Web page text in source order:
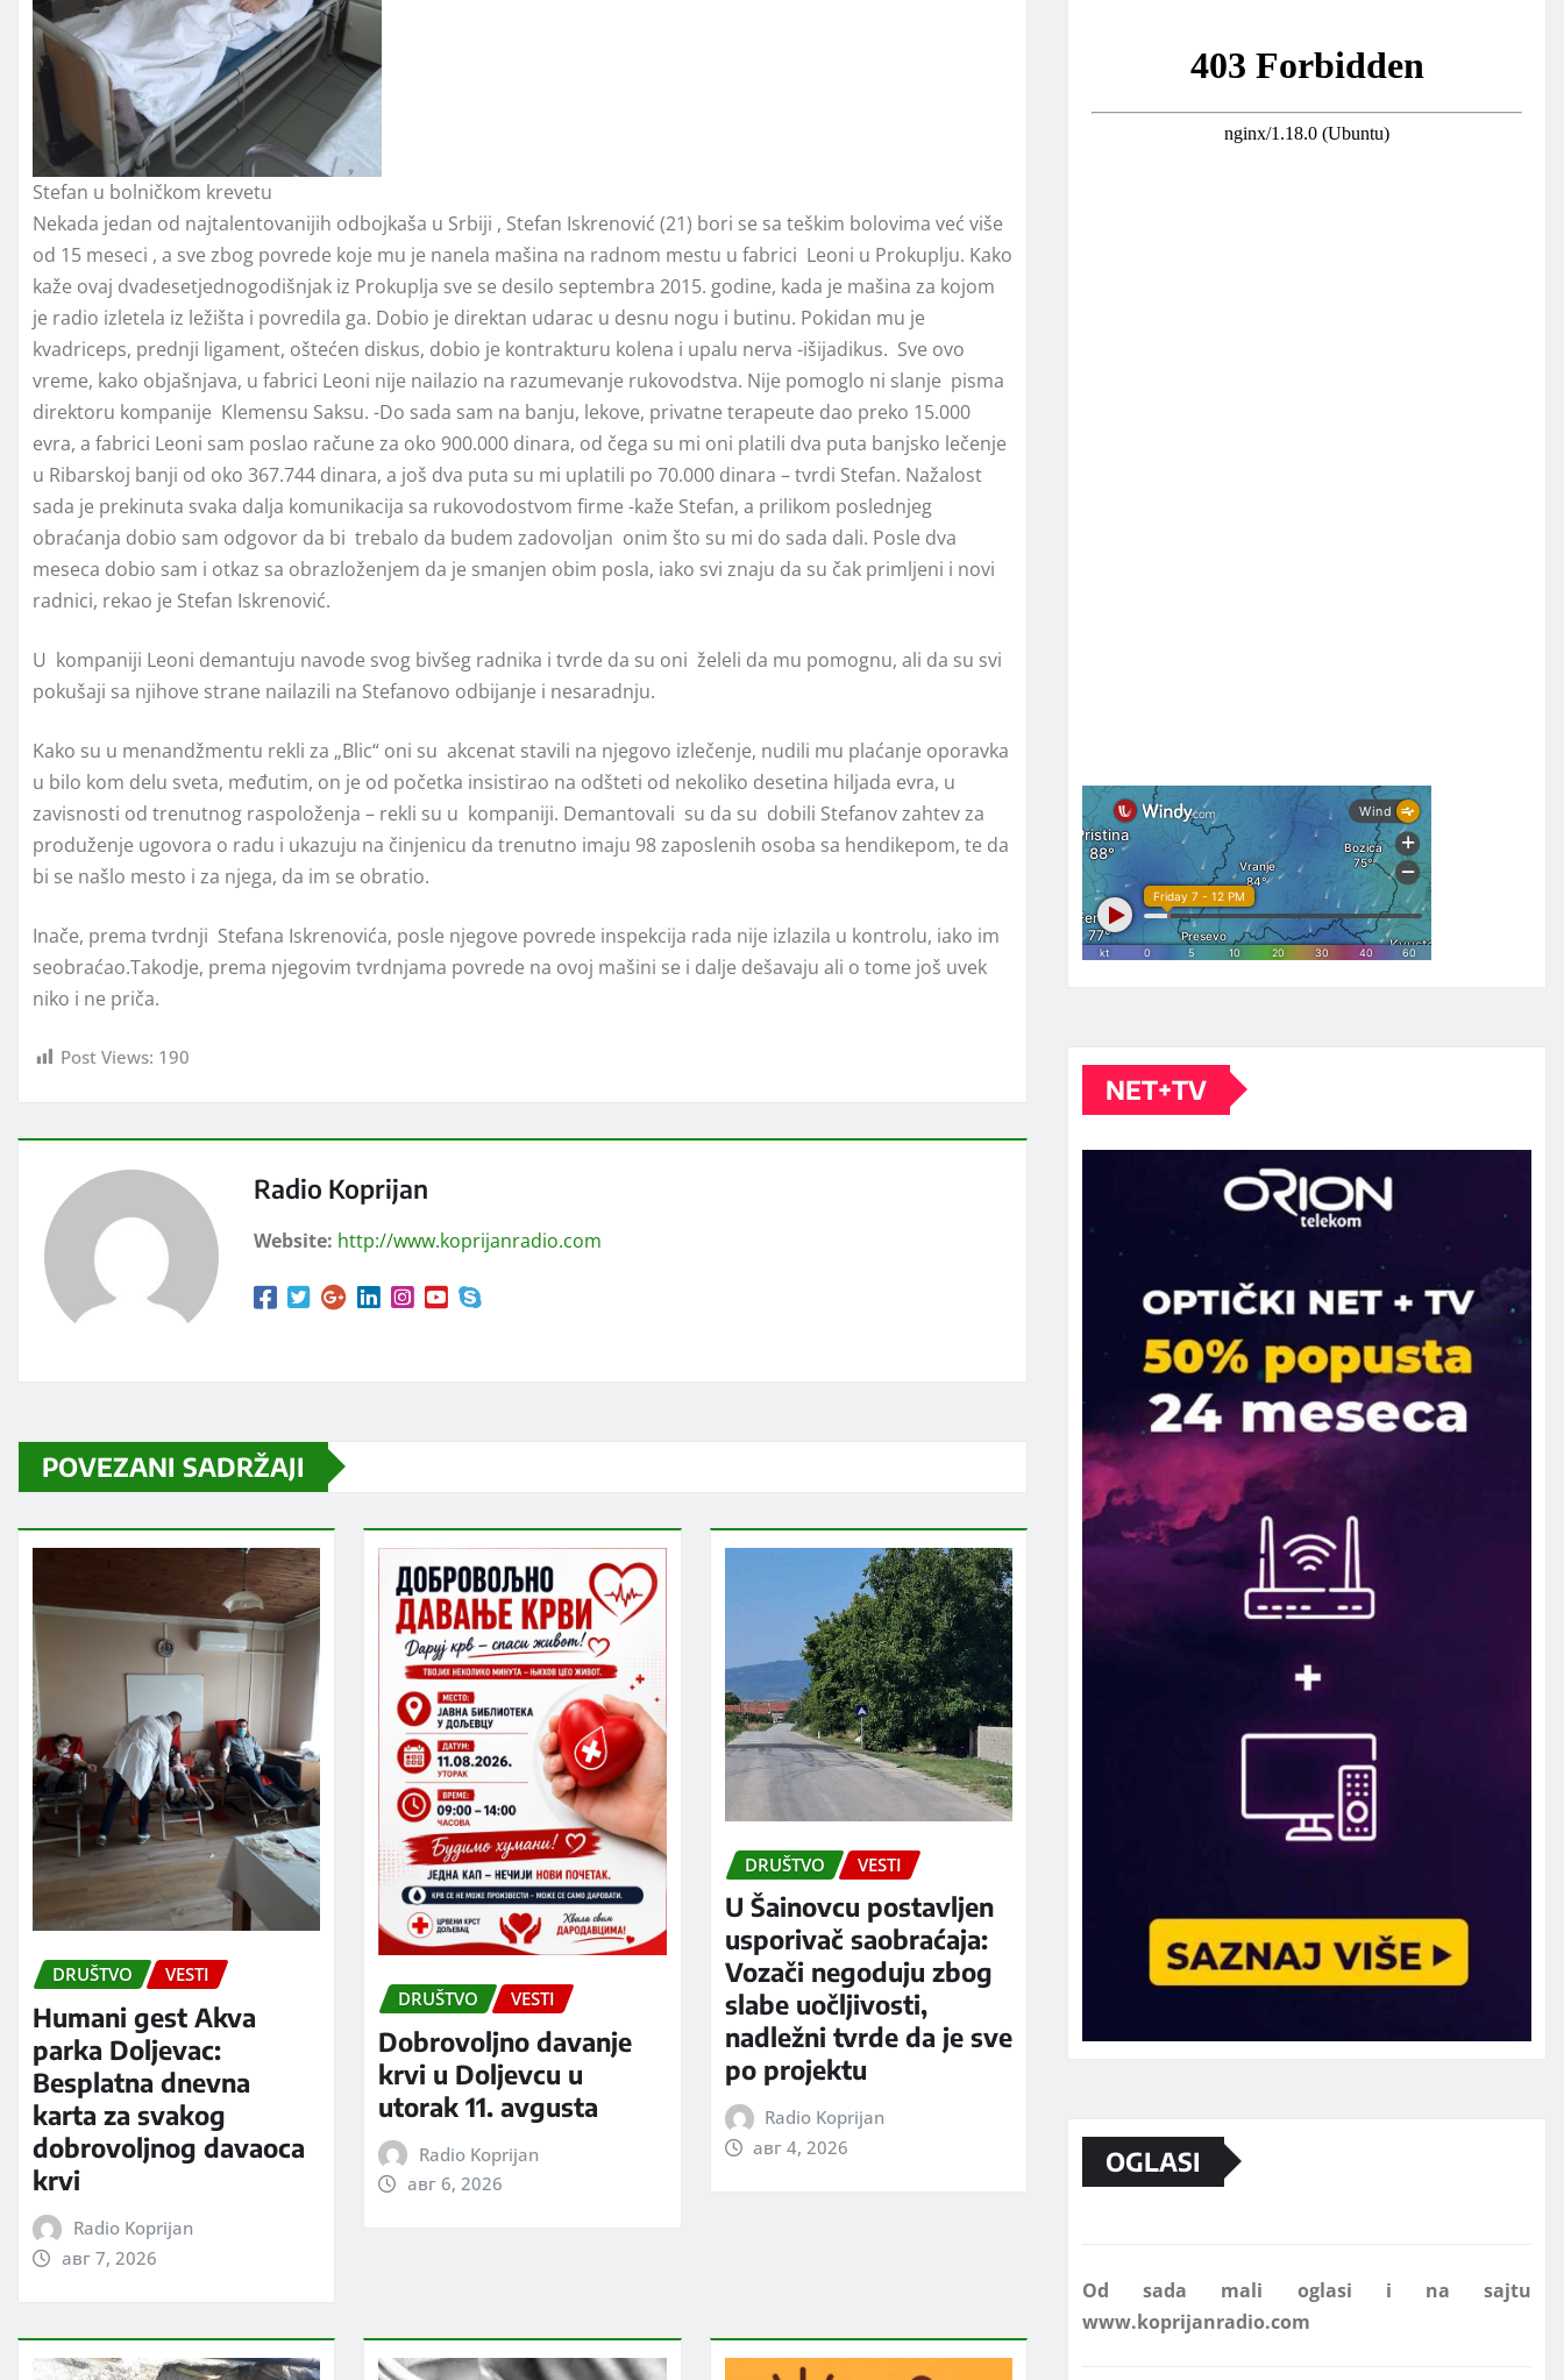
Stefan u bolničkom krevetu
Nekada jedan od najtalentovanijih odbojkaša u Srbiji , Stefan Iskrenović (21) bori se sa teškim bolovima već više
od 15 meseci , a sve zbog povrede koje mu je nanela mašina na radnom mestu u fabrici Leoni u Prokuplju. Kako
kaže ovaj dvadesetjednogodišnjak iz Prokuplja sve se desilo septembra 2015. godine, kada je mašina za kojom
je radio izletela iz ležišta i povredila ga. Dobio je direktan udarac u desnu nogu i butinu. Pokidan mu je
kvadriceps, prednji ligament, oštećen diskus, dobio je kontrakturu kolena i upalu nerva -išijadikus. Sve ovo
vreme, kako objašnjava, u fabrici Leoni nije nailazio na razumevanje rukovodstva. Nije pomoglo ni slanje pisma
direktoru kompanije Klemensu Saksu. -Do sada sam na banju, lekove, privatne terapeute dao preko 15.000
evra, a fabrici Leoni sam poslao račune za oko 900.000 dinara, od čega su mi oni platili dva puta banjsko lečenje
u Ribarskoj banji od oko 367.744 dinara, a još dva puta su mi uplatili po 70.000 dinara – tvrdi Stefan. Nažalost
sada je prekinuta svaka dalja komunikacija sa rukovodostvom firme -kaže Stefan, a prilikom poslednjeg
obraćanja dobio sam odgovor da bi trebalo da budem zadovoljan onim što su mi do sada dali. Posle dva
meseca dobio sam i otkaz sa obrazloženjem da je smanjen obim posla, iako svi znaju da su čak primljeni i novi
radnici, rekao je Stefan Iskrenović.
U kompaniji Leoni demantuju navode svog bivšeg radnika i tvrde da su oni želeli da mu pomognu, ali da su svi
pokušaji sa njihove strane nailazili na Stefanovo odbijanje i nesaradnju.
Kako su u menandžmentu rekli za „Blic“ oni su akcenat stavili na njegovo izlečenje, nudili mu plaćanje oporavka
u bilo kom delu sveta, međutim, on je od početka insistirao na odšteti od nekoliko desetina hiljada evra, u
zavisnosti od trenutnog raspoloženja – rekli su u kompaniji. Demantovali su da su dobili Stefanov zahtev za
produženje ugovora o radu i ukazuju na činjenicu da trenutno imaju 98 zaposlenih osoba sa hendikepom, te da
bi se našlo mesto i za njega, da im se obratio.
Inače, prema tvrdnji Stefana Iskrenovića, posle njegove povrede inspekcija rada nije izlazila u kontrolu, iako im
seobraćao.Takodje, prema njegovim tvrdnjama povrede na ovoj mašini se i dalje dešavaju ali o tome još uvek
niko i ne priča.
Post Views: 190
Radio Koprijan
Website: http://www.koprijanradio.com
POVEZANI SADRŽAJI
DRUŠTVO VESTI
Humani gest Akva
parka Doljevac:
Besplatna dnevna
karta za svakog
dobrovoljnog davaoca
krvi
Radio Koprijan
авг 7, 2026
DRUŠTVO VESTI
Dobrovoljno davanje
krvi u Doljevcu u
utorak 11. avgusta
Radio Koprijan
авг 6, 2026
DRUŠTVO VESTI
U Šainovcu postavljen
usporivač saobraćaja:
Vozači negoduju zbog
slabe uočljivosti,
nadležni tvrde da je sve
po projektu
Radio Koprijan
авг 4, 2026
NET+TV
OGLASI
Marketing telefon 062 463 002